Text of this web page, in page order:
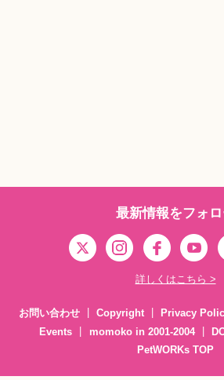
最新情報をフォ
詳しくはこちら >
お問い合わせ Copyright Privacy
Events
momoko in 2001-2004
PetWORKs TOP